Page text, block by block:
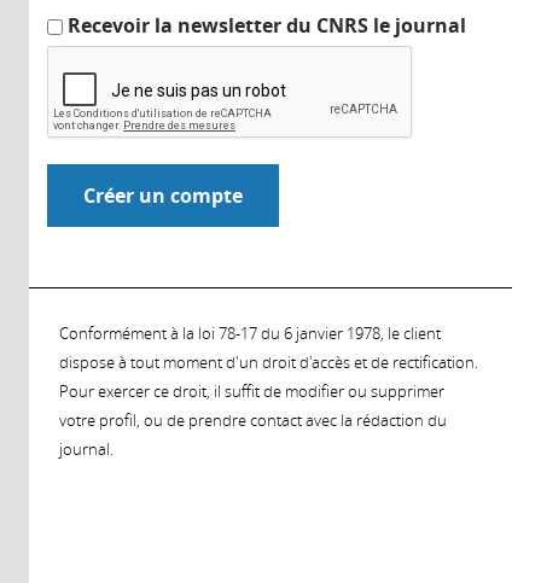
Recevoir la newsletter du CNRS le journal
Conformément à la loi 78-17 du 6 janvier 1978, le client
dispose à tout moment d'un droit d'accès et de rectification.
Pour exercer ce droit, il suffit de modifier ou supprimer
votre profil, ou de prendre contact avec la rédaction du
journal.